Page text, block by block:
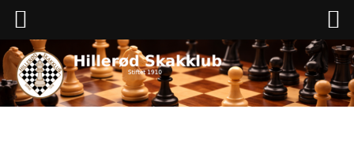
Hop
til
indhold